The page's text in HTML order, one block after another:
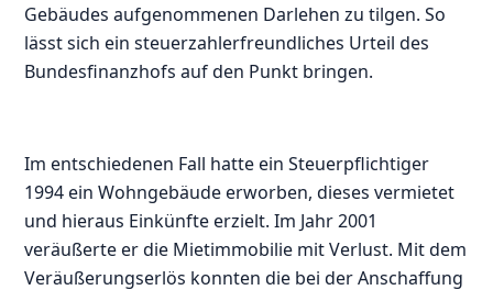
Gebäudes aufgenommenen Darlehen zu tilgen. So
lässt sich ein steuerzahlerfreundliches Urteil des
Bundesfinanzhofs auf den Punkt bringen.
Im entschiedenen Fall hatte ein Steuerpflichtiger
1994 ein Wohngebäude erworben, dieses vermietet
und hieraus Einkünfte erzielt. Im Jahr 2001
veräußerte er die Mietimmobilie mit Verlust. Mit dem
Veräußerungserlös konnten die bei der Anschaffung